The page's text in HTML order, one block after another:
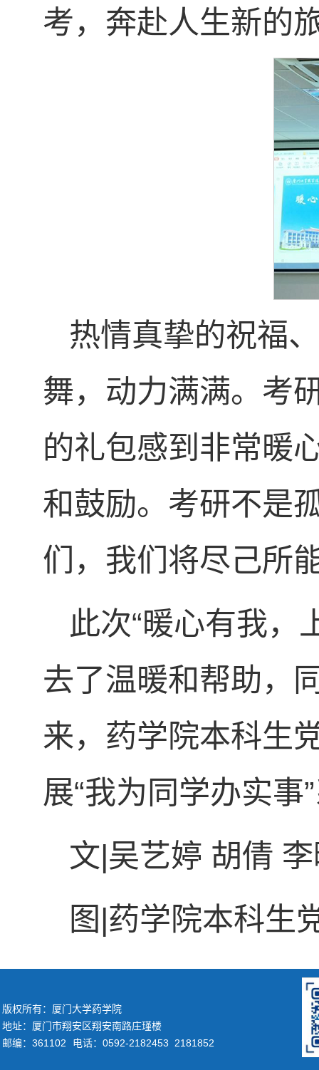
考，奔赴人生新的
热情真挚的祝福
舞，动力满满。考
的礼包感到非常暖
和鼓励。考研不是
们，我们将尽己所
此次“暖心有我，
去了温暖和帮助，
来，药学院本科生
展“我为同学办实事
文|吴艺婷 胡倩
图|药学院本科生
版权所有：厦门大学药学院
地址：厦门市翔安区翔安南路庄瑾楼
邮编：361102
电话：0592-2182453 2181852